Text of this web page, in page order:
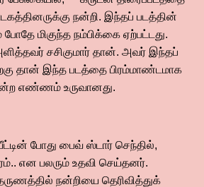
நன்றி.‌ இந்தப் படத்தின்
மிகுந்த நம்பிக்கை ஏற்பட்டது.
சசிகுமார் தான். அவர் இந்தப்
தான் இந்த படத்தை பிரம்மாண்டமாக
எண்ணம் உருவானது.
போது பைவ் ஸ்டார் செந்தில்,
என பலரும் உதவி செய்தனர்.
நன்றியை தெரிவித்துக்